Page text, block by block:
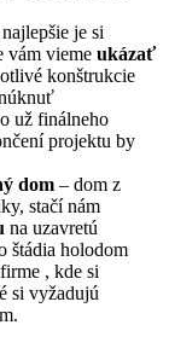
najlepšie je si
vám vieme ukázať
konštrukcie
už finálneho
projektu by
dom – dom z
stačí nám
na uzavretú
štádia holodom
, kde si
si vyžadujú